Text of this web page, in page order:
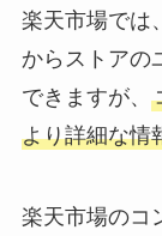
楽天市場では
からストアの
できますが、
より詳細な情
楽天市場のコ